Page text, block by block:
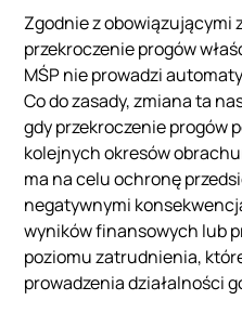
Zgodnie z obowiązującymi
przekroczenie progów
MŚP nie prowadzi
Co do zasady, zmiana ta
gdy przekroczenie progów
kolejnych okresów
ma na celu ochronę
negatywnymi
wyników finansowych lub
poziomu zatrudnienia,
prowadzenia działalności